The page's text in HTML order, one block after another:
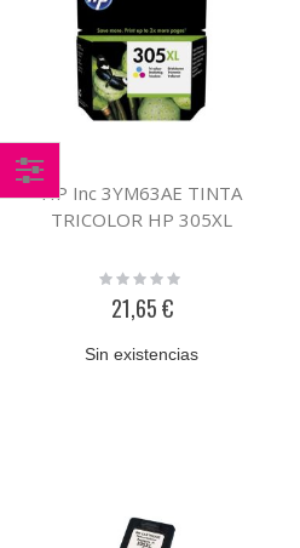
HP Inc 3YM63AE TINTA
TRICOLOR HP 305XL
Rating:
21,65 €
Sin existencias
Comprar